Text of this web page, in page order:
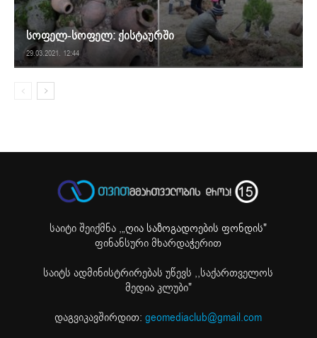
სოფელ-სოფელ: ქისტაურში
29.03.2021. 12:44
საიტი შეიქმნა ,„ღია საზოგადოების ფონდის"
ფინანსური მხარდაჭერით
საიტს ადმინისტრირებას უწევს ,,საქართველოს
მედია კლუბი"
დაგვიკავშირდით:geomediaclub@gmail.com